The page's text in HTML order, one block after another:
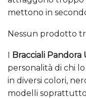
mettono in
Nessun prodotto
Bracciali Pandora
personalità di chi lo
in diversi colori,
modelli